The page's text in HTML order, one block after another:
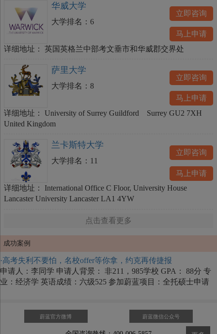
华威大学
大学排名： 6
立即咨询
马上申请
详细地址：
英国英格兰中部考文垂市和华威郡交界处
萨里大学
大学排名： 8
立即咨询
马上申请
详细地址：
University of Surrey Guildford Surrey GU2 7XH
United Kingdom
兰卡斯特大学
大学排名： 11
立即咨询
马上申请
详细地址：
International Office C Floor, University House
Lancaster University Lancaster LA1 4YW
点击查看更多
成功案例
·高考失利不要怕，名校offer等你拿，约克再传捷报
申请人：李同学 申请人背景： 非211，985学校 GPA： 88分 专
业：经济学 英语成绩：六级525 参加蔚蓝项目：全托硕士申请
蔚蓝官方微博 蔚蓝微信公众号